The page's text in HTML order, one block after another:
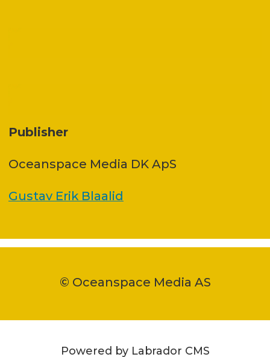
Publisher
Oceanspace Media DK ApS
Gustav Erik Blaalid
© Oceanspace Media AS
Powered by Labrador CMS